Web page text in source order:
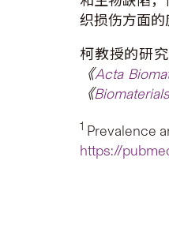
织损伤方面的
柯教授的研
《Acta
《
1 Prevalence
https://